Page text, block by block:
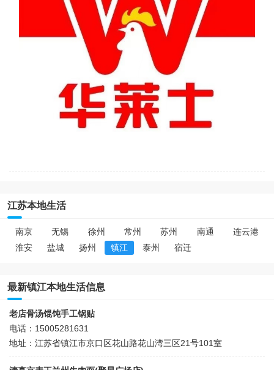
江苏本地生活
南京 无锡 徐州 常州 苏州 南通
连云港
淮安
盐城 扬州 镇江 泰州 宿迁
最新镇江本地生活信息
老店骨汤馄饨手工锅贴
电话：15005281631
地址：江苏省镇江市京口区花山路花山湾三区21号101室